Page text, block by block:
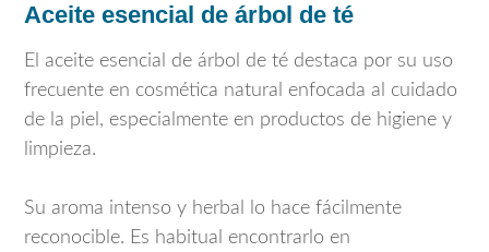
Aceite esencial de árbol de té
El aceite esencial de árbol de té destaca por su uso
frecuente en cosmética natural enfocada al cuidado
de la piel, especialmente en productos de higiene y
limpieza.
Su aroma intenso y herbal lo hace fácilmente
reconocible. Es habitual encontrarlo en